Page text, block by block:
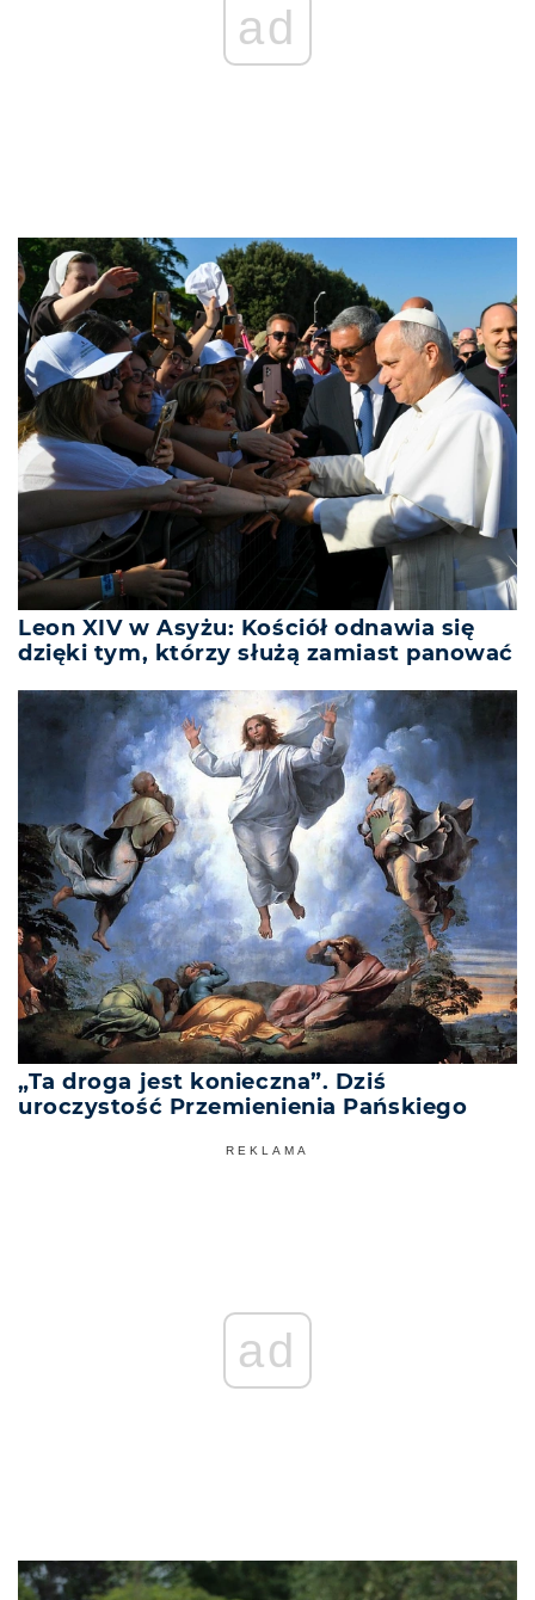
ad
Leon XIV w Asyżu: Kościół odnawia się
dzięki tym, którzy służą zamiast panować
„Ta droga jest konieczna”. Dziś
uroczystość Przemienienia Pańskiego
REKLAMA
ad